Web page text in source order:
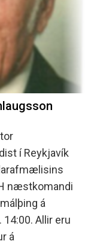
í Reykjavík
næstkomandi
á
Allir eru
á